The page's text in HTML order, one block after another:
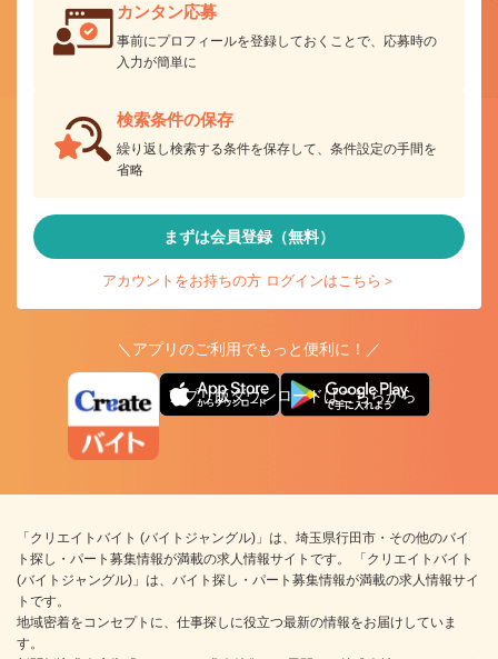
カンタン応募
事前にプロフィールを登録しておくことで、応募時の
入力が簡単に
検索条件の保存
繰り返し検索する条件を保存して、条件設定の手間を
省略
まずは会員登録（無料）
アカウントをお持ちの方 ログインはこちら＞
＼アプリのご利用でもっと便利に！／
アプリ版ダウンロードはこちらから
「クリエイトバイト (バイトジャングル)」は、埼玉県行田市・その他のバイ
ト探し・パート募集情報が満載の求人情報サイトです。 「クリエイトバイト
(バイトジャングル)」は、バイト探し・パート募集情報が満載の求人情報サイ
トです。
地域密着をコンセプトに、仕事探しに役立つ最新の情報をお届けしていま
す。